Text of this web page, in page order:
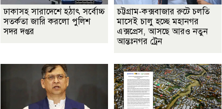
ঢাকাসহ সারাদেশে হঠাৎ সর্বোচ্চ
সতর্কতা জা‌রি করলো পুলিশ
সদর দপ্তর
চট্টগ্রাম-কক্সবাজার রুটে চলতি
মাসেই চালু হচ্ছে মহানগর
এক্সপ্রেস, আসছে আরও নতুন
আন্তঃনগর ট্রেন